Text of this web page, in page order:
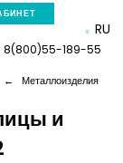
RU
8(800)55-189-55
← Металлоизделия
и